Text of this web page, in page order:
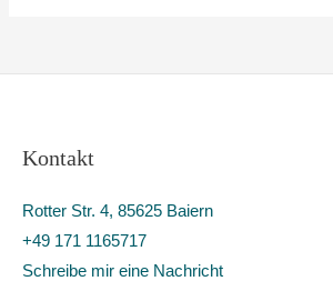
Kontakt
Rotter Str. 4, 85625 Baiern
+49 171 1165717
Schreibe mir eine Nachricht